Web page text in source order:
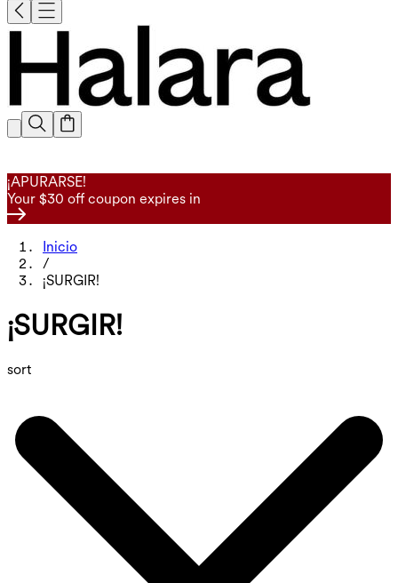
¡APURARSE!
Your $30 off coupon expires in
Inicio
/
¡SURGIR!
¡SURGIR!
sort